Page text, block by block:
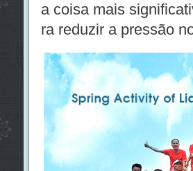
a coisa mais
ra reduzir a pressão